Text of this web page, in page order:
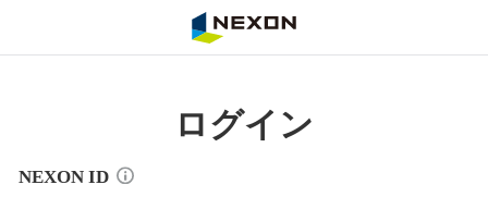
ログイン
NEXON ID